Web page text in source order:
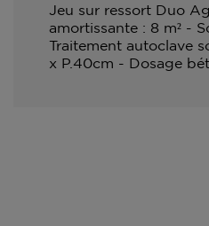
Jeu sur ressort Duo
amortissante : 8 m² -
Traitement autoclave
x P.40cm - Dosage